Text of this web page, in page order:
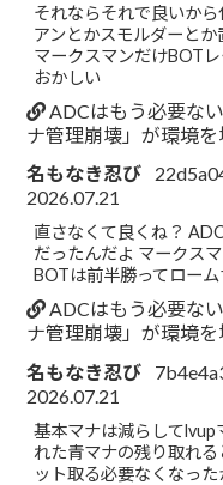
それならそれで良いか
アンとかスモルダーと
マークスマンだけBOT
おかしい
ADCはもう必要な
ナ管理崩壊」が環境を
名もなき忍び
2026.07.21
直さなくて良くね？
だったんだよ マークス
BOTは前半勝ってロー
ADCはもう必要な
ナ管理崩壊」が環境を
名もなき忍び
2026.07.21
基本マナは減らしてlvup
れた青マナの残り取れ
ット取る必要なくなっ